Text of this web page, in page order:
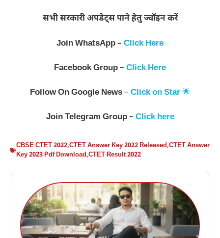
सभी सरकारी अपडेट्स पाने हेतु ज्वॉइन करें
Join WhatsApp – Click Here
Facebook Group – Click Here
Follow On Google News– Click on Star🌟
Join Telegram Group – Click here
CBSE CTET 2022,CTET Answer Key 2022 Released,CTET Answer
Key 2023 Pdf Download,CTET Result 2022